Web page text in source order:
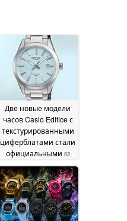
Две новые модели
часов Casio Edifice с
текстурированными
циферблатами стали
официальными 02
June 2026